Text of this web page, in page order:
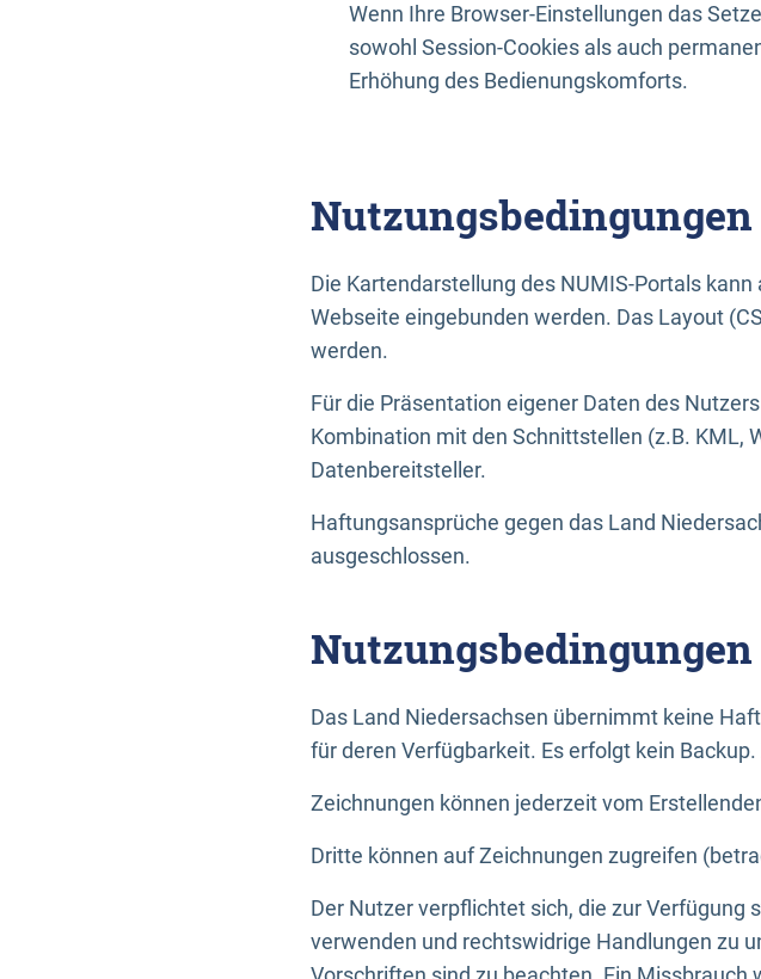
Wenn Ihre Browser-Einstellungen das
sowohl Session-Cookies als auch
Erhöhung des Bedienungskomforts.
Die Kartendarstellung des NUMIS-Portals
Webseite eingebunden werden. Das Layout
werden.
Für die Präsentation eigener Daten des
Kombination mit den Schnittstellen (z.B. KML,
Datenbereitsteller.
Haftungsansprüche gegen das Land
ausgeschlossen.
Das Land Niedersachsen übernimmt keine
für deren Verfügbarkeit. Es erfolgt kein
Zeichnungen können jederzeit vom
Dritte können auf Zeichnungen zugreifen
Der Nutzer verpflichtet sich, die zur
verwenden und rechtswidrige Handlungen zu